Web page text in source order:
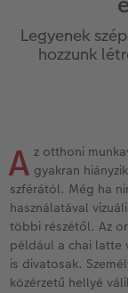
Legyenek
hozzunk
A z otthoni
gyakran
szférától. Még ha
használatával
többi részétől. Az
például a chai latte
is divatosak.
közérzetű hellyé